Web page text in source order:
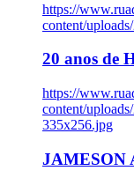
https://
content/
20 anos de
https://
content/
335x256.jpg
JAMESON